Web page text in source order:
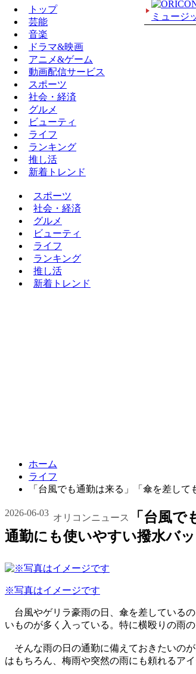
トップ
芸能
音楽
ドラマ&映画
アニメ&ゲーム
スポーツ
社会・経済
グルメ
ビューティ
ライフ
ランキング
推し活
新着トレンド
トップ
芸能
音楽
ドラマ&映画
アニメ&ゲーム
動画配信サービス
スポーツ
社会・経済
グルメ
ビューティ
ライフ
ランキング
推し活
新着トレンド
ホーム
ライフ
「台風でも通勤は来る」「傘を差し
2026-06-03 オリコンニュース
「台風
通勤にも使いやすい撥水バ
※写真はイメージです
台風やゲリラ豪雨の日、傘を差している
いものが多く入っている。特に横殴りの雨
そんな雨の日の通勤に備えておきたいの
はもちろん、梅雨や突然の雨にも頼れるアイ